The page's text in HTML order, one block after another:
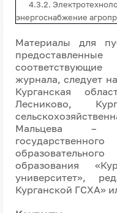
4.3.2.
энергоснабжение
Материалы для
журнала, следует
Курганская
Лесниково,
Мальцева –
образования
университет»,
Курганской ГСХА»